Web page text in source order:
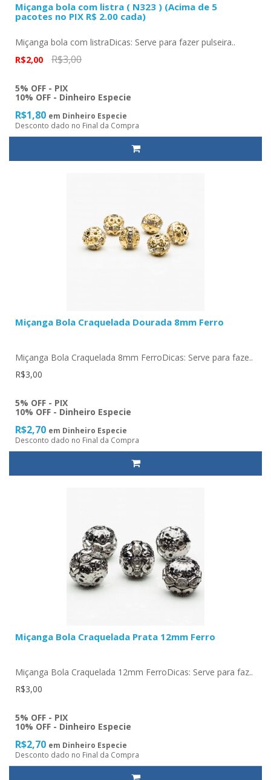
Miçanga bola com listra ( N323 ) (Acima de 5
pacotes no PIX R$ 2.00 cada)
Miçanga bola com listraDicas: Serve para fazer pulseira..
R$2,00
R$3,00
5% OFF - PIX
10% OFF - Dinheiro Especie
R$1,80 em Dinheiro Especie
Desconto dado no Final da Compra
Miçanga Bola Craquelada Dourada 8mm Ferro
Miçanga Bola Craquelada 8mm FerroDicas: Serve para faze..
R$3,00
5% OFF - PIX
10% OFF - Dinheiro Especie
R$2,70 em Dinheiro Especie
Desconto dado no Final da Compra
Miçanga Bola Craquelada Prata 12mm Ferro
Miçanga Bola Craquelada 12mm FerroDicas: Serve para faz..
R$3,00
5% OFF - PIX
10% OFF - Dinheiro Especie
R$2,70 em Dinheiro Especie
Desconto dado no Final da Compra